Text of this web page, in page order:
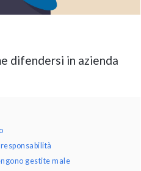
difendersi in azienda
gestite male